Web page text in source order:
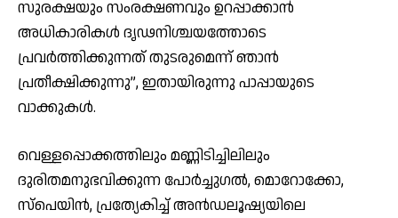
സുരക്ഷയും സംരക്ഷണവും ഉറപ്പാക്കാൻ
അധികാരികൾ ദൃഢനിശ്ചയത്തോടെ
പ്രവർത്തിക്കുന്നത് തുടരുമെന്ന് ഞാൻ
പ്രതീക്ഷിക്കുന്നു”, ഇതായിരുന്നു പാപ്പായുടെ
വാക്കുകൾ.
വെള്ളപ്പൊക്കത്തിലും മണ്ണിടിച്ചിലിലും
ദുരിതമനുഭവിക്കുന്ന പോർച്ചുഗൽ, മൊറോക്കോ,
സ്പെയിൻ, പ്രത്യേകിച്ച് അൻഡലൂഷ്യയിലെ